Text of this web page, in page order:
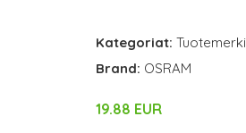
Kategoriat:
Brand: OSRAM
19.88 EUR